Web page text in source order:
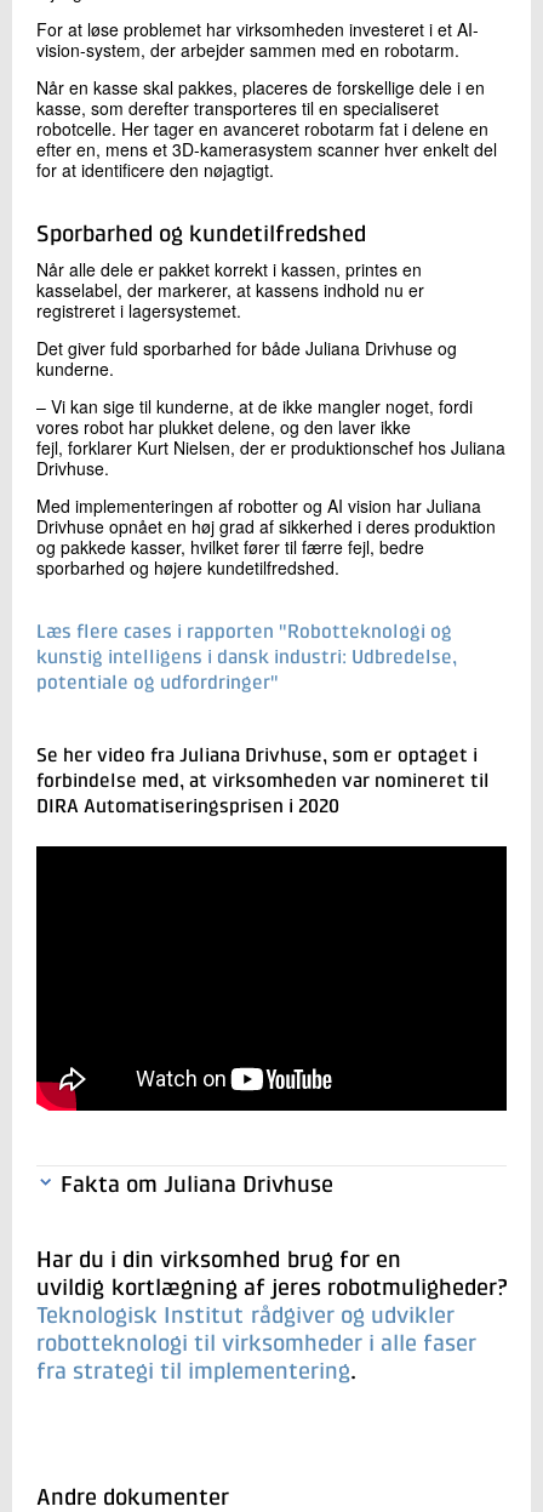
For at løse problemet har virksomheden investeret i et AI-
vision-system, der arbejder sammen med en robotarm.
Når en kasse skal pakkes, placeres de forskellige dele i en
kasse, som derefter transporteres til en specialiseret
robotcelle. Her tager en avanceret robotarm fat i delene en
efter en, mens et 3D-kamerasystem scanner hver enkelt del
for at identificere den nøjagtigt.
Sporbarhed og kundetilfredshed
Når alle dele er pakket korrekt i kassen, printes en
kasselabel, der markerer, at kassens indhold nu er
registreret i lagersystemet.
Det giver fuld sporbarhed for både Juliana Drivhuse og
kunderne.
– Vi kan sige til kunderne, at de ikke mangler noget, fordi
vores robot har plukket delene, og den laver ikke
fejl, forklarer Kurt Nielsen, der er produktionschef hos Juliana
Drivhuse.
Med implementeringen af robotter og AI vision har Juliana
Drivhuse opnået en høj grad af sikkerhed i deres produktion
og pakkede kasser, hvilket fører til færre fejl, bedre
sporbarhed og højere kundetilfredshed.
Læs flere cases i rapporten "Robotteknologi og
kunstig intelligens i dansk industri: Udbredelse,
potentiale og udfordringer"
Se her video fra Juliana Drivhuse, som er optaget i
forbindelse med, at virksomheden var nomineret til
DIRA Automatiseringsprisen i 2020
Fakta om Juliana Drivhuse
Lokation: Odense
Grundlagt: 1963
Produkter: Hobbydrivhuse
Har du i din virksomhed brug for en
uvildig kortlægning af jeres robotmuligheder?
Teknologisk Institut rådgiver og udvikler
robotteknologi til virksomheder i alle faser
fra strategi til implementering.
Andre dokumenter